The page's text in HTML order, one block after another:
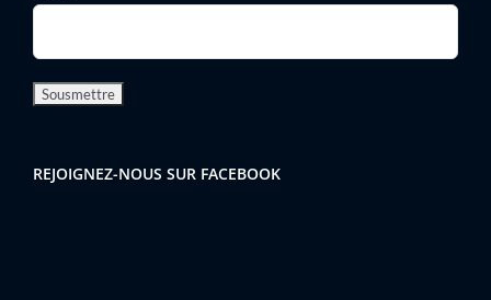
REJOIGNEZ-NOUS SUR FACEBOOK